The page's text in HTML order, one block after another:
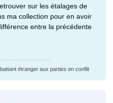
sur les étalages de
ma collection pour en avoir
entre la précédente
étranger aux parties en conflit